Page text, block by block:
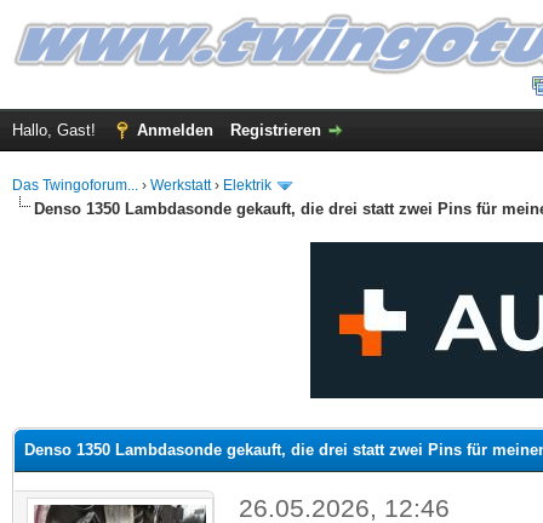
Hallo, Gast! Anmelden Registrieren
Das Twingoforum... › Werkstatt› Elektrik
Denso 1350 Lambdasonde gekauft, die drei statt zwei Pins für
Denso 1350 Lambdasonde gekauft, die drei statt zwei Pins für
26.05.2026, 12:46